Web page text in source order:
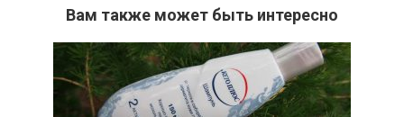
Вам также может быть интересно